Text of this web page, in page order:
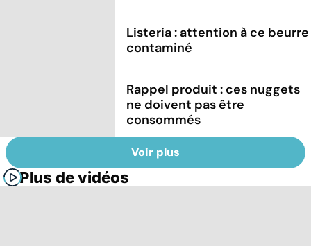
Listeria : attention à ce beurre
contaminé
Rappel produit : ces nuggets
ne doivent pas être
consommés
Voir plus
Plus de vidéos